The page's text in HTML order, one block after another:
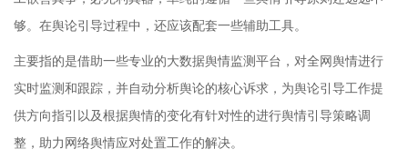
够。在舆论引导过程中，还应该配套一些辅助工具。
主要指的是借助一些专业的大数据舆情监测平台，对全网舆情进行
实时监测和跟踪，并自动分析舆论的核心诉求，为舆论引导工作提
供方向指引以及根据舆情的变化有针对性的进行舆情引导策略调
整，助力网络舆情应对处置工作的解决。